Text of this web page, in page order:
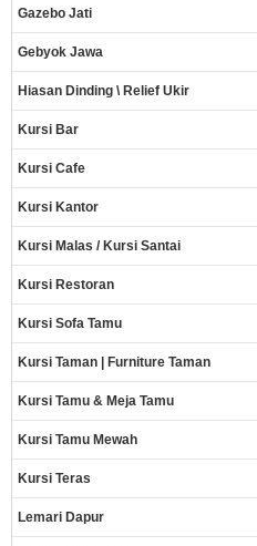
Gazebo Jati
Gebyok Jawa
Hiasan Dinding \ Relief Ukir
Kursi Bar
Kursi Cafe
Kursi Kantor
Kursi Malas / Kursi Santai
Kursi Restoran
Kursi Sofa Tamu
Kursi Taman | Furniture Taman
Kursi Tamu & Meja Tamu
Kursi Tamu Mewah
Kursi Teras
Lemari Dapur